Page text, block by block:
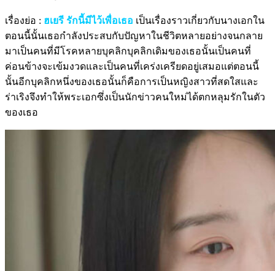
เรื่องย่อ : ฮเยรี รักนี้มีไว้เพื่อเธอ เป็นเรื่องราวเกี่ยวกับนางเอกใน
ตอนนี้นั้นเธอกำลังประสบกับปัญหาในชีวิตหลายอย่างจนกลาย
มาเป็นคนที่มีโรคหลายบุคลิกบุคลิกเดิมของเธอนั้นเป็นคนที่
ค่อนข้างจะเข้มงวดและเป็นคนที่เคร่งเครียดอยู่เสมอแต่ตอนนี้
นั้นอีกบุคลิกหนึ่งของเธอนั้นก็คือการเป็นหญิงสาวที่สดใสและ
ร่าเริงจึงทำให้พระเอกซึ่งเป็นนักข่าวคนใหม่ได้ตกหลุมรักในตัว
ของเธอ